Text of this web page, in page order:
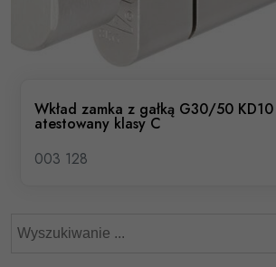
Wkład zamka z gałką G30/50
atestowany klasy C
003 128